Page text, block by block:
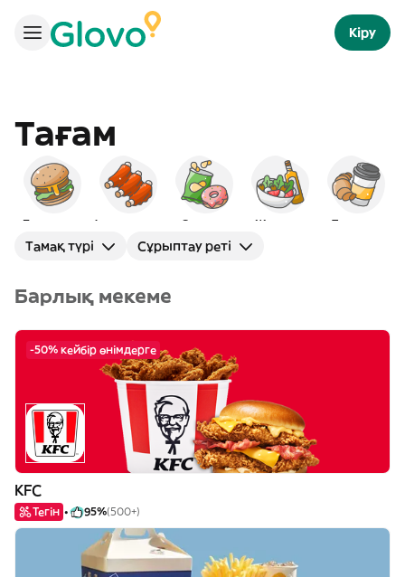
Кіру
Тағам
Бургерлер Америкалық Снэктер Жерорта Таңғы ас
Тамақ түрі Сұрыптау реті
Барлық мекеме
-50% кейбір өнімдерге
KFC
Тегін 95%(500+)